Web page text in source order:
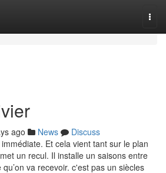
ago News
Discuss
Et cela vient tant sur le plan
un recul. Il installe un saisons entre
va recevoir. c'est pas un siècles